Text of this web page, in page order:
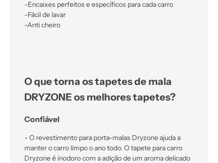
-Encaixes perfeitos e específicos para cada carro
-Fácil de lavar
-Anti cheiro
O que torna os tapetes de mala
DRYZONE os melhores tapetes?
Confiável
- O revestimento para porta-malas Dryzone ajuda a
manter o carro limpo o ano todo. O tapete para carro
Dryzone é inodoro com a adição de um aroma delicado